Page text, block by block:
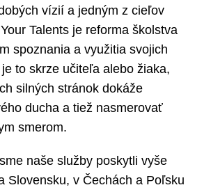
vízií a jedným z cieľov
Talents je reforma školstva
spoznania a využitia svojich
to skrze učiteľa alebo žiaka,
silných stránok dokáže
ducha a tiež nasmerovať
smerom.
naše služby poskytli vyše
Slovensku, v Čechách a Poľsku